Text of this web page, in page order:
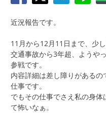
近況報告です。
11月から12月11日まで、少
交通事故から3年超、ようや
参戦です。
内容詳細は差し障りがある
仕事です。
でもその仕事でさえ私の身
て怖いなぁ。